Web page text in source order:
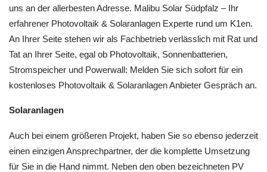
uns an der allerbesten Adresse. Malibu Solar Südpfalz – Ihr
erfahrener Photovoltaik & Solaranlagen Experte rund um K1en.
An Ihrer Seite stehen wir als Fachbetrieb verlässlich mit Rat und
Tat an Ihrer Seite, egal ob Photovoltaik, Sonnenbatterien,
Stromspeicher und Powerwall: Melden Sie sich sofort für ein
kostenloses Photovoltaik & Solaranlagen Anbieter Gespräch an.
Solaranlagen
Auch bei einem größeren Projekt, haben Sie so ebenso jederzeit
einen einzigen Ansprechpartner, der die komplette Umsetzung
für Sie in die Hand nimmt. Neben den oben bezeichneten PV